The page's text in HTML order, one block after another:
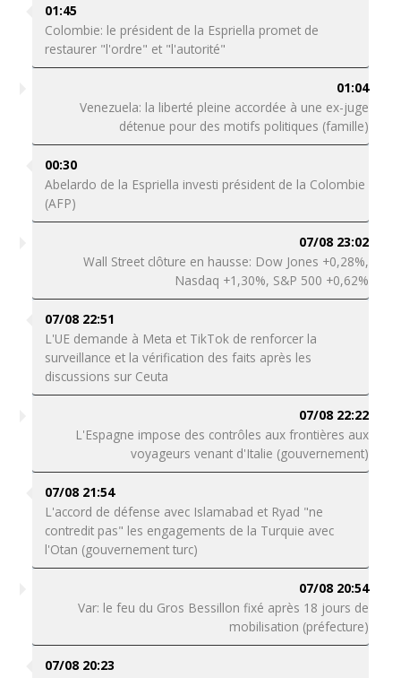
01:45
Colombie: le président de la Espriella promet de
restaurer "l'ordre" et "l'autorité"
01:04
Venezuela: la liberté pleine accordée à une ex-juge
détenue pour des motifs politiques (famille)
00:30
Abelardo de la Espriella investi président de la Colombie
(AFP)
07/08 23:02
Wall Street clôture en hausse: Dow Jones +0,28%,
Nasdaq +1,30%, S&P 500 +0,62%
07/08 22:51
L'UE demande à Meta et TikTok de renforcer la
surveillance et la vérification des faits après les
discussions sur Ceuta
07/08 22:22
L'Espagne impose des contrôles aux frontières aux
voyageurs venant d'Italie (gouvernement)
07/08 21:54
L'accord de défense avec Islamabad et Ryad "ne
contredit pas" les engagements de la Turquie avec
l'Otan (gouvernement turc)
07/08 20:54
Var: le feu du Gros Bessillon fixé après 18 jours de
mobilisation (préfecture)
07/08 20:23